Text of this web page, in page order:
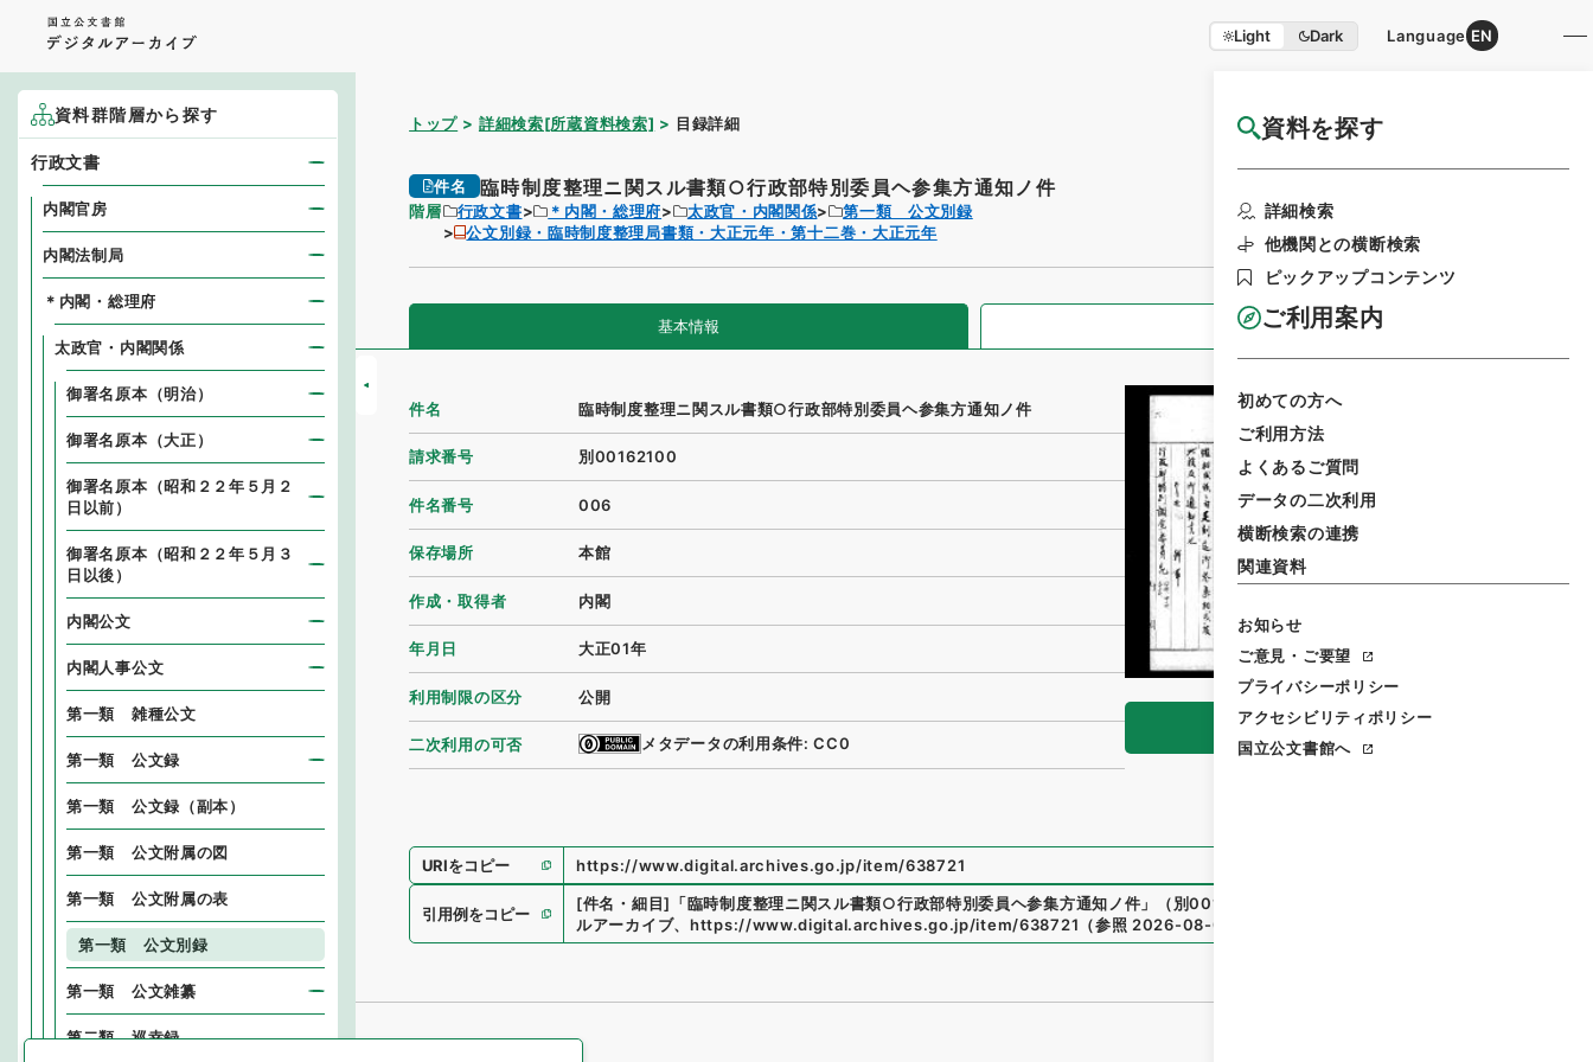
Light Dark Language EN
資料を探す
詳細検索
他機関との横断検索
ピックアップコンテンツ
ご利用案内
初めての方へ
ご利用方法
よくあるご質問
データの二次利用
横断検索の連携
関連資料
お知らせ
ご意見・ご要望
プライバシーポリシー
アクセシビリティポリシー
国立公文書館へ
トップ 詳細検索[所蔵資料検索] 目録詳細 国立公文書館HP利用案内
件名 臨時制度整理ニ関スル書類○行政部特別委員ヘ参集方通知ノ件
階層 行政文書 ＊内閣・総理府 太政官・内閣関係
第一類 公文別録
公文別録・臨時制度整理局書類・大正元年・第十二巻・大正元年
基本情報 全ての情報
閲覧
件名 臨時制度整理ニ関スル書類○行政部特別委員ヘ参集方通知ノ件
請求番号 別00162100
件名番号 006
保存場所 本館
作成・取得者 内閣
年月日 大正01年
利用制限の区分 公開
二次利用の可否 メタデータの利用条件: CC0
URIをコピー https://www.digital.archives.go.jp/item/638721
引用例をコピー
[件名・細目] 「臨時制度整理ニ関スル書類○行政部特別委員ヘ参集方通知ノ件 」 （別00162100-00600
ルアーカイブ、 https://www.digital.archives.go.jp/item/638721 （参照 2026-08-08
資料群階層から探す
行政文書
内閣官房
内閣法制局
＊内閣・総理府
太政官・内閣関係
御署名原本（明治）
御署名原本（大正）
御署名原本（昭和２２年５月２
日以前）
御署名原本（昭和２２年５月３
日以後）
内閣公文
内閣人事公文
第一類 雑種公文
第一類 公文録
第一類 公文録（副本）
第一類 公文附属の図
第一類 公文附属の表
第一類 公文別録
第一類 公文雑纂
第二類 巡幸録